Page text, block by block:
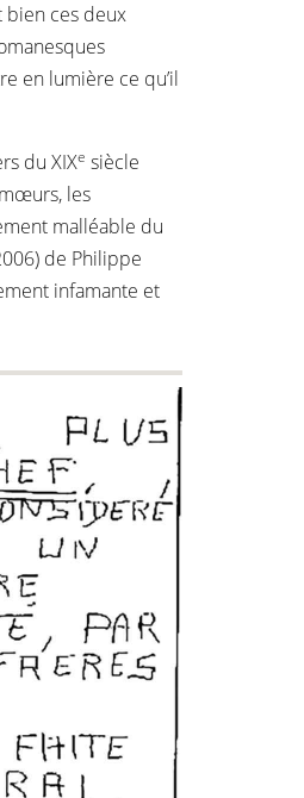
bien ces deux
en lumière ce qu’il
du XIXe siècle
les
malléable du
de Philippe
infamante et